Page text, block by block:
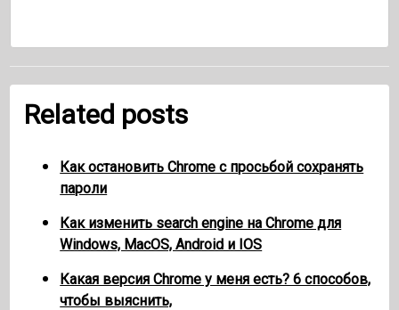
Related posts
Как остановить Chrome с просьбой сохранять
пароли
Как изменить search engine на Chrome для
Windows, MacOS, Android и IOS
Какая версия Chrome у меня есть? 6 способов,
чтобы выяснить,